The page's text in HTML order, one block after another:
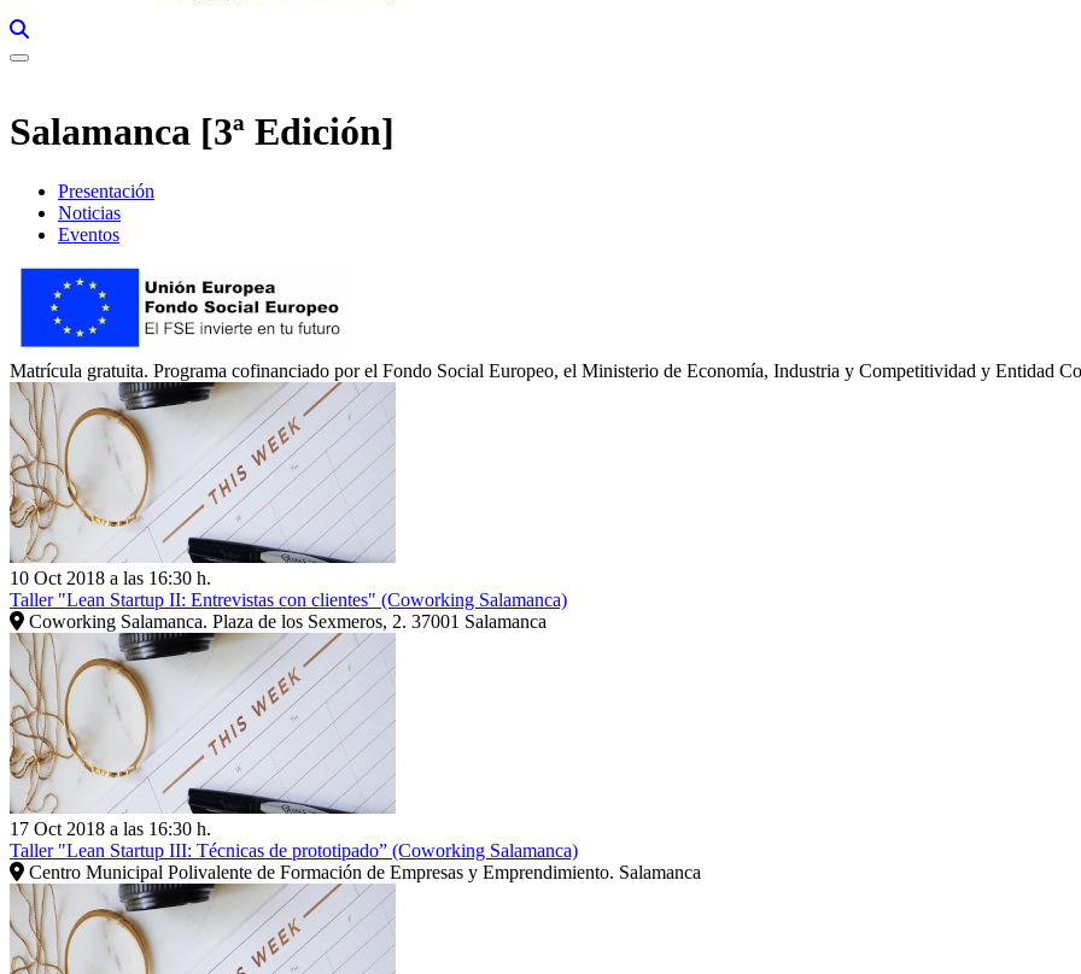
Salamanca [3ª Edición]
Presentación
Noticias
Eventos
Matrícula gratuita. Programa cofinanciado por el Fondo Social Europeo, el Ministerio de Economía, Industria y Competitividad y Entidad
10 Oct 2018 a las 16:30 h.
Taller "Lean Startup II: Entrevistas con clientes" (Coworking Salamanca)
Coworking Salamanca. Plaza de los Sexmeros, 2. 37001 Salamanca
17 Oct 2018 a las 16:30 h.
Taller "Lean Startup III: Técnicas de prototipado” (Coworking Salamanca)
Centro Municipal Polivalente de Formación de Empresas y Emprendimiento. Salamanca